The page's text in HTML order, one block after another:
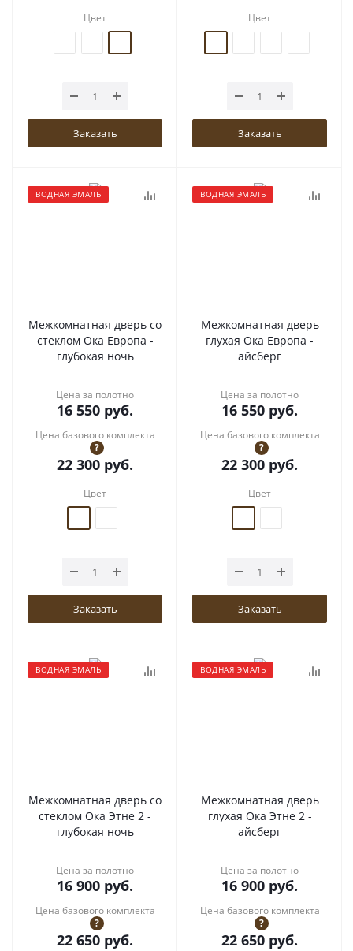
Цвет
Заказать
Цвет
Заказать
ВОДНАЯ ЭМАЛЬ
Межкомнатная дверь со
стеклом Ока Европа -
глубокая ночь
Цена за полотно
16 550 руб.
Цена базового комплекта
?
22 300 руб.
Цвет
Заказать
ВОДНАЯ ЭМАЛЬ
Межкомнатная дверь
глухая Ока Европа -
айсберг
Цена за полотно
16 550 руб.
Цена базового комплекта
?
22 300 руб.
Цвет
Заказать
ВОДНАЯ ЭМАЛЬ
Межкомнатная дверь со
стеклом Ока Этне 2 -
глубокая ночь
Цена за полотно
16 900 руб.
Цена базового комплекта
?
22 650 руб.
ВОДНАЯ ЭМАЛЬ
Межкомнатная дверь
глухая Ока Этне 2 -
айсберг
Цена за полотно
16 900 руб.
Цена базового комплекта
?
22 650 руб.